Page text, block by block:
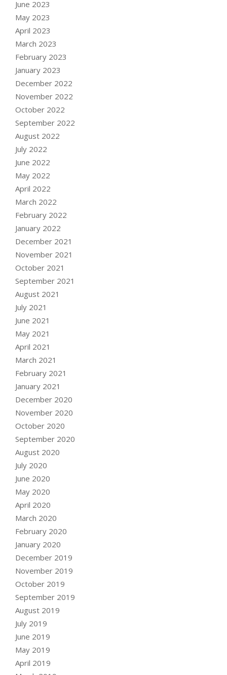
June 2023
May 2023
April 2023
March 2023
February 2023
January 2023
December 2022
November 2022
October 2022
September 2022
August 2022
July 2022
June 2022
May 2022
April 2022
March 2022
February 2022
January 2022
December 2021
November 2021
October 2021
September 2021
August 2021
July 2021
June 2021
May 2021
April 2021
March 2021
February 2021
January 2021
December 2020
November 2020
October 2020
September 2020
August 2020
July 2020
June 2020
May 2020
April 2020
March 2020
February 2020
January 2020
December 2019
November 2019
October 2019
September 2019
August 2019
July 2019
June 2019
May 2019
April 2019